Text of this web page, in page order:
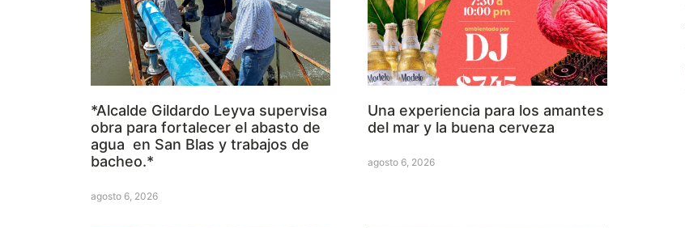
*Alcalde Gildardo Leyva supervisa
obra para fortalecer el abasto de
agua en San Blas y trabajos de
bacheo.*
agosto 6, 2026
Una experiencia para los amantes
del mar y la buena cerveza
agosto 6, 2026